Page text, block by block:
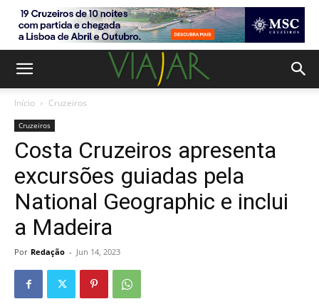
Início Cruzeiros
Cruzeiros
Costa Cruzeiros apresenta
excursões guiadas pela
National Geographic e inclui
a Madeira
Por Redação - Jun 14, 2023